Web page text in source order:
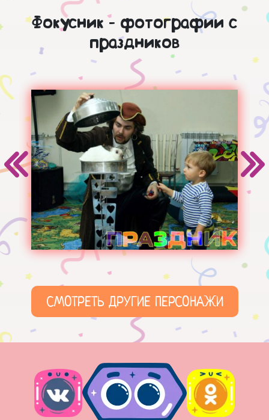
Фокусник - фотографии с
праздников
СМОТРЕТЬ ДРУГИЕ ПЕРСОНАЖИ